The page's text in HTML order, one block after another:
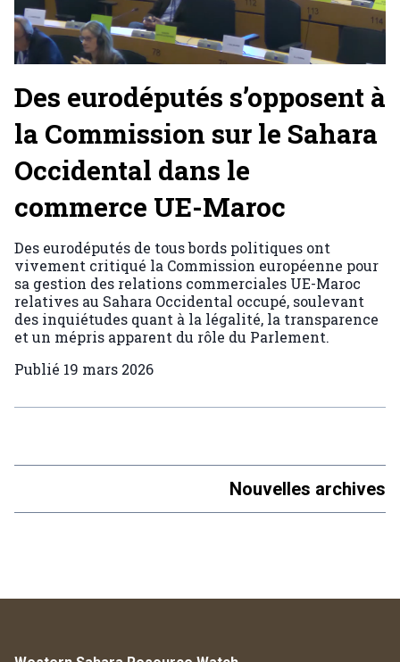
Des eurodéputés s’opposent à
la Commission sur le Sahara
Occidental dans le
commerce UE-Maroc
Des eurodéputés de tous bords politiques ont
vivement critiqué la Commission européenne pour
sa gestion des relations commerciales UE-Maroc
relatives au Sahara Occidental occupé, soulevant
des inquiétudes quant à la légalité, la transparence
et un mépris apparent du rôle du Parlement.
Publié 19 mars 2026
Nouvelles archives